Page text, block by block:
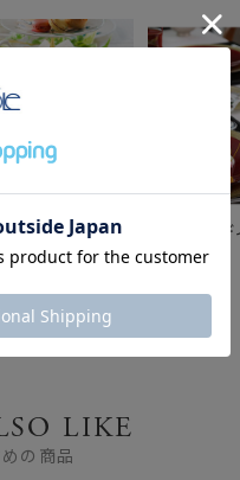
食器を使って、
たのしむアフタ
ィー ～お皿 ＆
和のコー
LIKE
の商品